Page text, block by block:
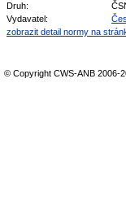
Druh:
Vydavatel:
zobrazit detail normy na
© Copyright CWS-ANB 2006-